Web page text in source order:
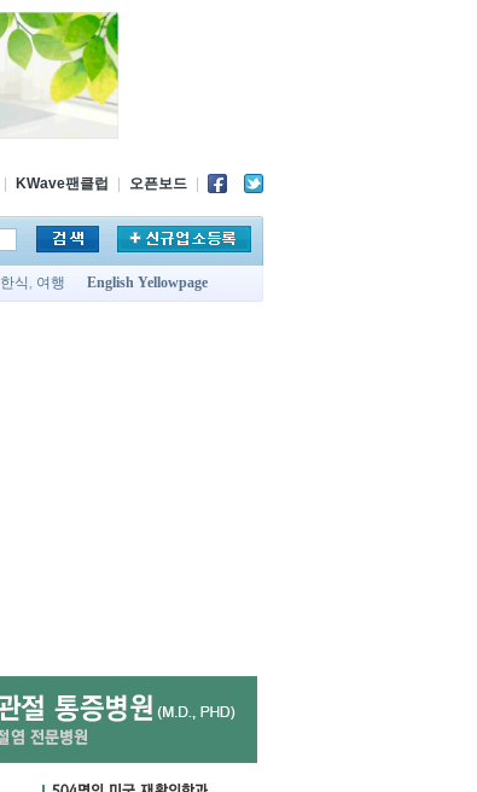
KWave팬클럽 오픈보드
한식 , 여행 English Yellowpage